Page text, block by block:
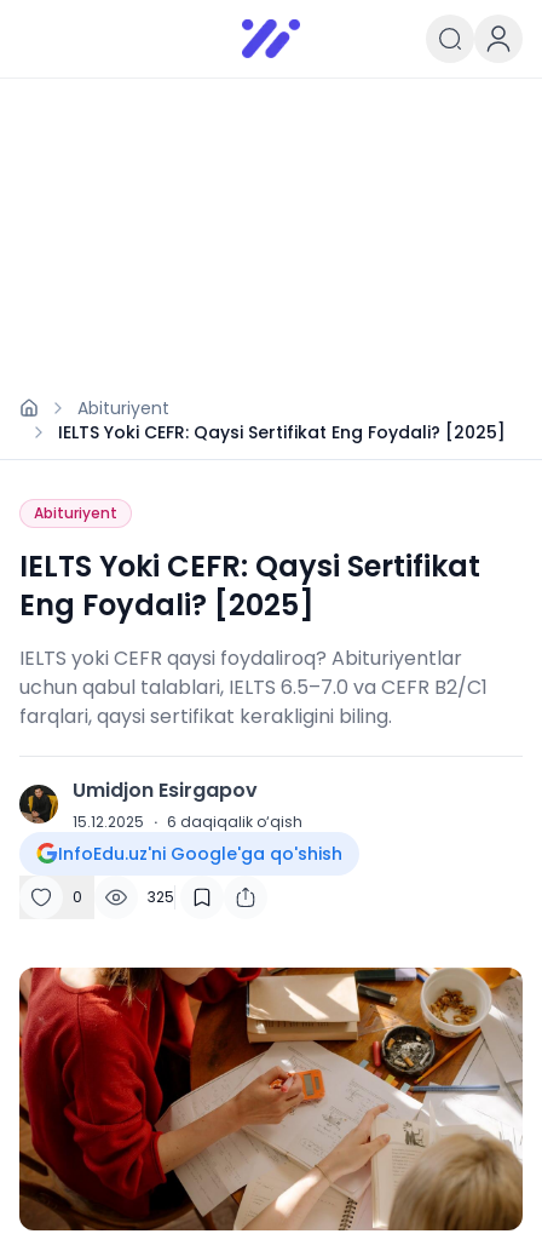
Infoedu
Ta&#039;lim xabarlari va
Abituriyent
IELTS Yoki CEFR: Qaysi Sertifikat Eng Foydali? [2025]
Abituriyent
IELTS Yoki CEFR: Qaysi Sertifikat
Eng Foydali? [2025]
IELTS yoki CEFR qaysi foydaliroq? Abituriyentlar
uchun qabul talablari, IELTS 6.5–7.0 va CEFR B2/C1
farqlari, qaysi sertifikat kerakligini biling.
U Umidjon Esirgapov
15.12.2025 · 6 daqiqalik o‘qish
InfoEdu.uz'ni Google'ga qo'shish
0 325